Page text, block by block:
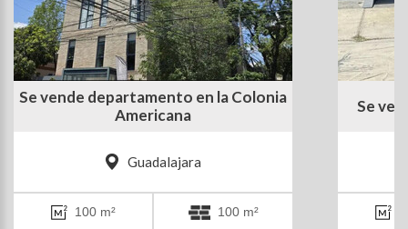
Se vende departamento en la Colonia
Americana
Guadalajara
100 m² 100 m²
Se